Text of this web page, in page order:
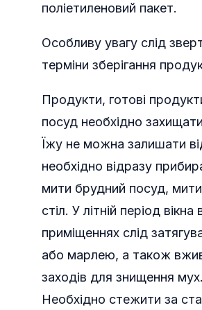
поліетиленовий пакет.
Особливу увагу слід
терміни зберігання
Продукти, готові
посуд необхідно
Їжу не можна залишати
необхідно відразу
мити брудний посуд, мити
стіл. У літній період вікна
приміщеннях слід
або марлею, а також
заходів для знищення мух.
Необхідно стежити за